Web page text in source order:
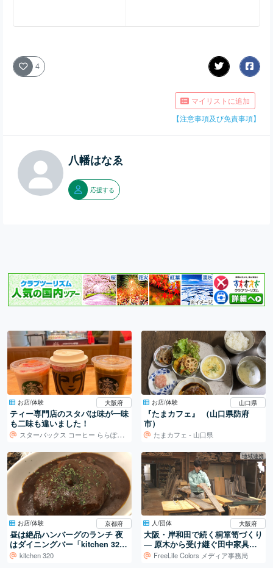
4
マイリストに追加
【注意事項及び免責事項】
八幡はなゑ
応援する
お店/体験 大阪府
ティー専門店のスタバは味が一味
も二味も違いました！
スターバックス コーヒー ららぽーとEXPOCITY 1階店
お店/体験 山口県
『たまカフェ』 （山口県防府
市）
たまカフェ - 山口県
お店/体験 京都府
昼は絶品ハンバーグのランチ 夜
はダイニングバー「kitchen 32
0」kitchen 320
地域連携
人/団体 大阪府
大阪・岸和田で続く桐箪笥づくり
― 原木から受け継ぐ田中家具製
作所の仕事
FreeLife Colors メディア事務局